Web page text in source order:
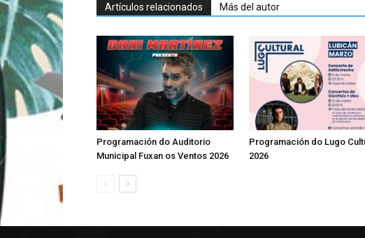
Artículos relacionados Más del autor
Programación do Auditorio
Municipal Fuxan os Ventos 2026
Programación do Lugo
2026